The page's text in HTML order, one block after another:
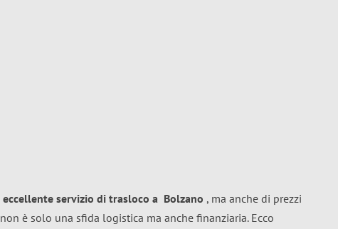
eccellente servizio di trasloco a Bolzano , ma anche di prezzi
non è solo una sfida logistica ma anche finanziaria. Ecco